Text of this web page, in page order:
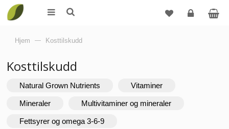
Hjem — Kosttilskudd
Kosttilskudd
Natural Grown Nutrients Vitaminer
Mineraler Multivitaminer og mineraler
Fettsyrer og omega 3-6-9